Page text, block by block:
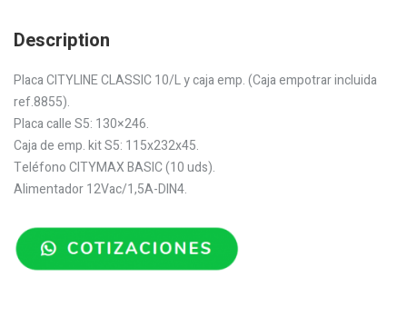
Description
Placa CITYLINE CLASSIC 10/L y caja emp. (Caja empotrar incluida
ref.8855).
Placa calle S5: 130×246.
Caja de emp. kit S5: 115x232x45.
Teléfono CITYMAX BASIC (10 uds).
Alimentador 12Vac/1,5A-DIN4.